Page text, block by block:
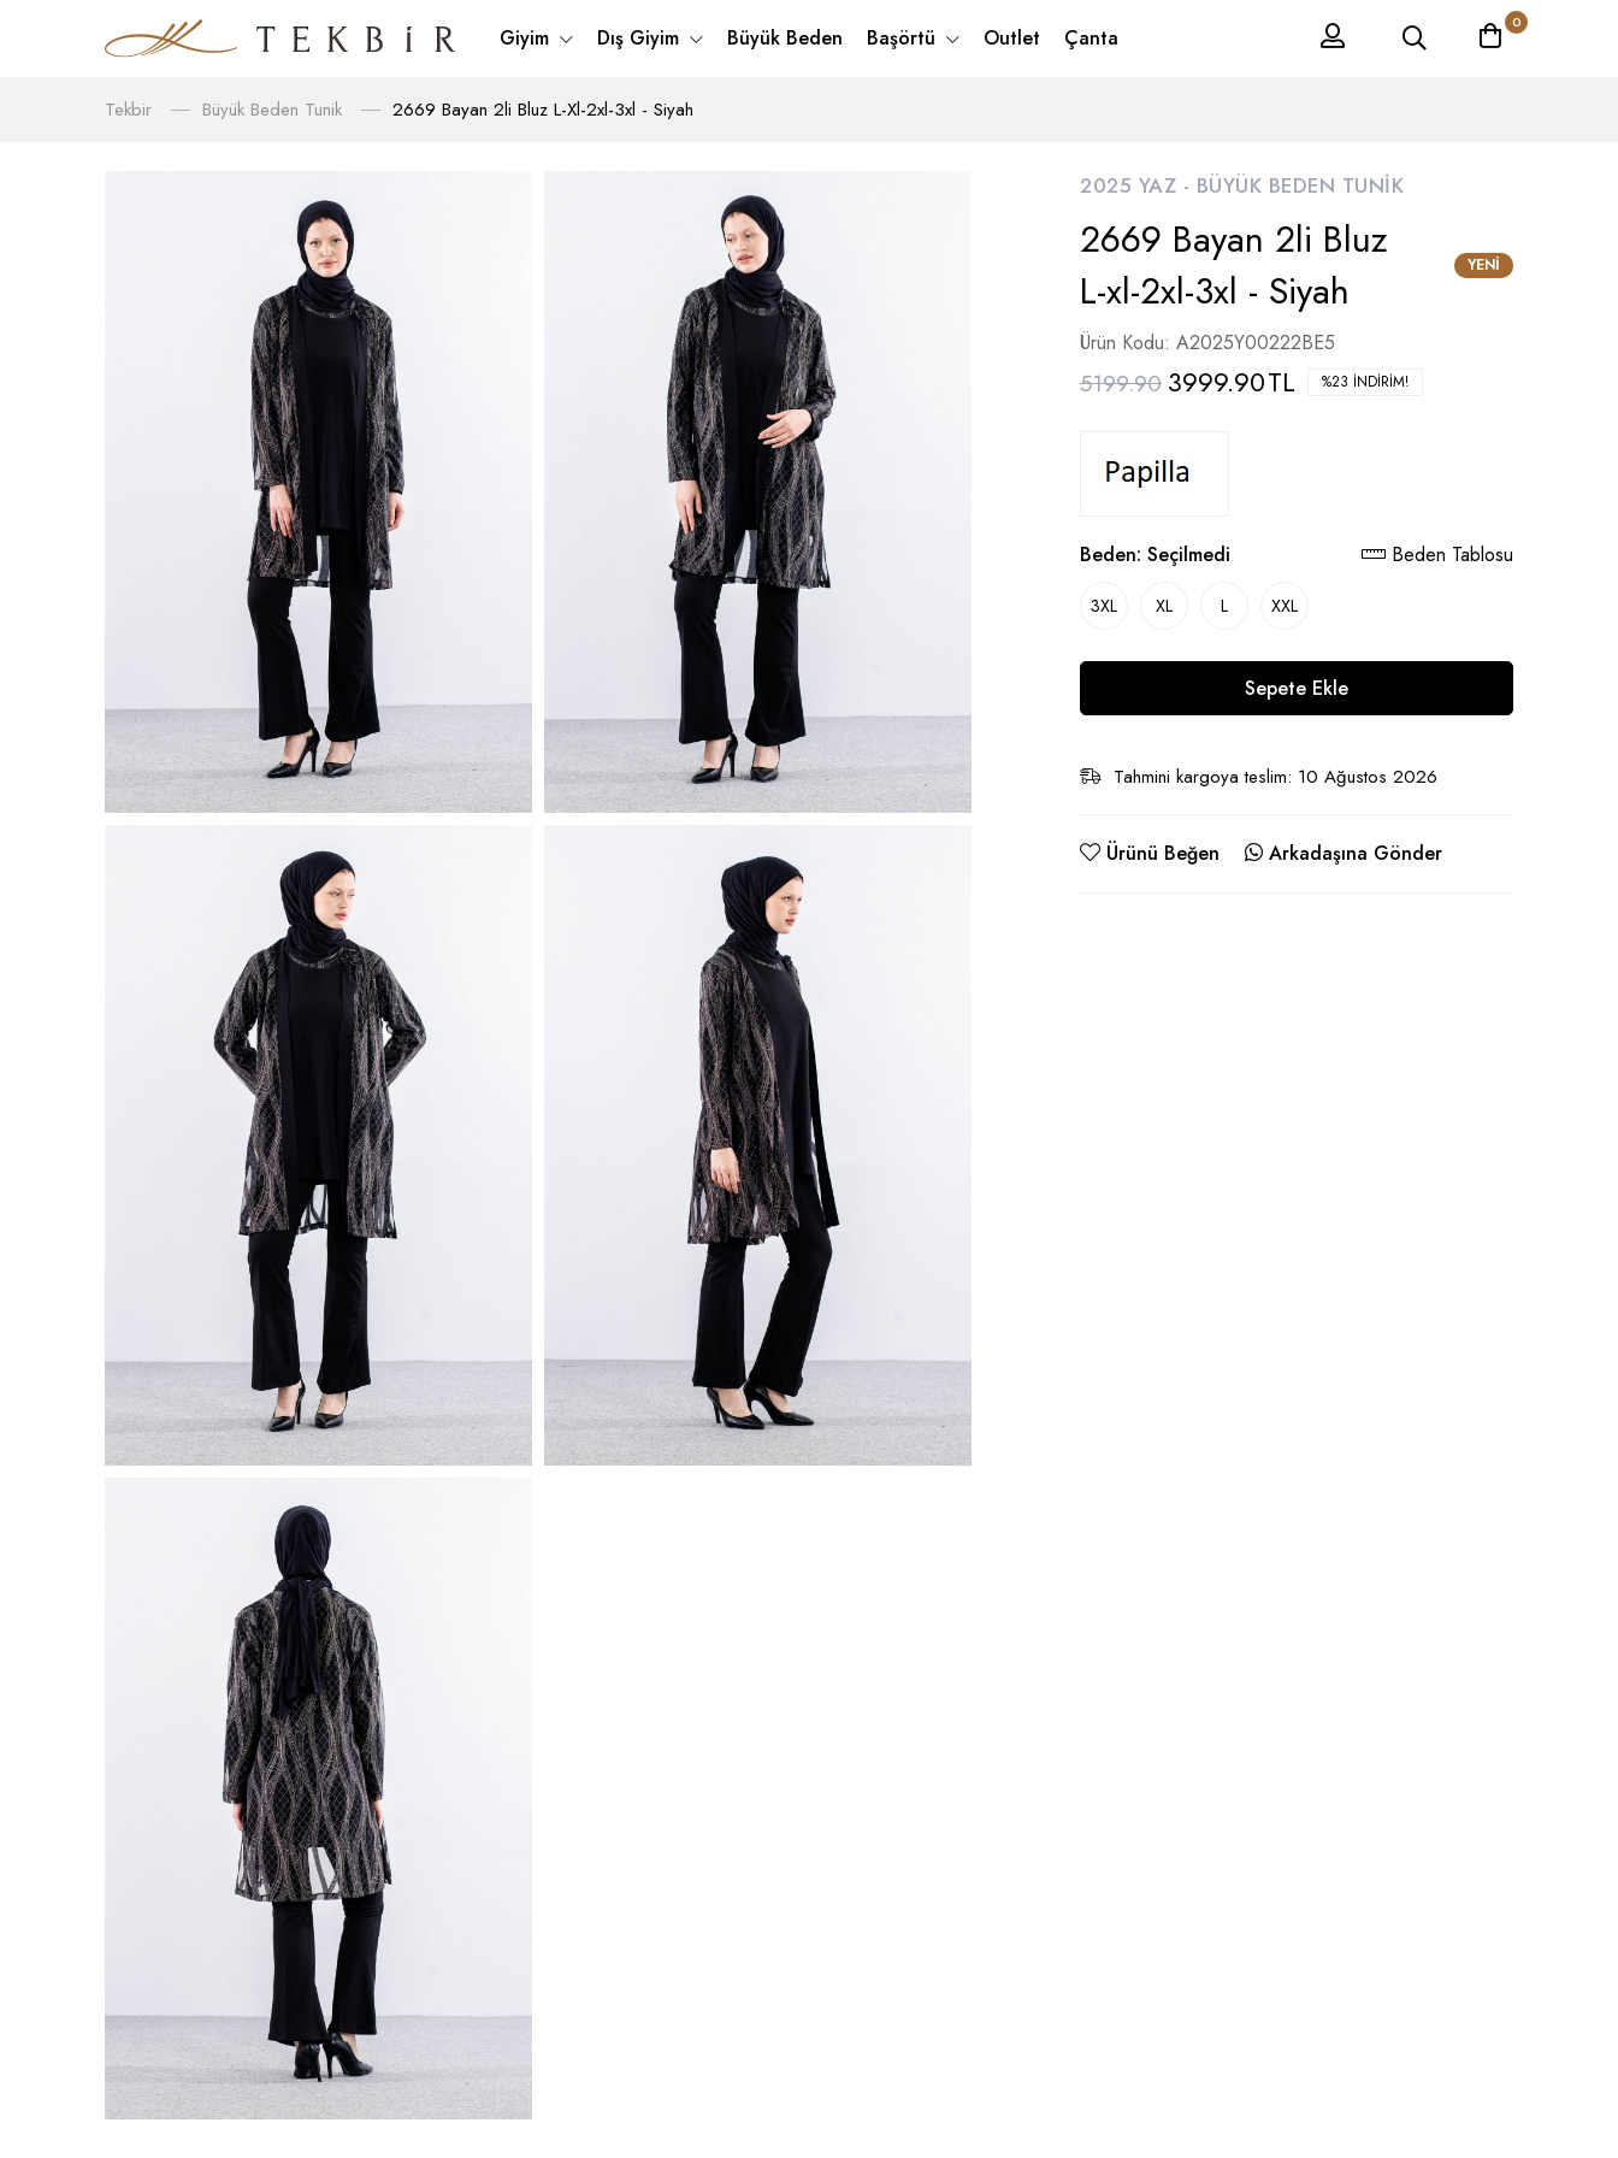
Giyim Dış Giyim Büyük Beden Başörtü Outlet Çanta
0
Tekbir Büyük Beden Tunik 2669 Bayan 2li Bluz L-Xl-2xl-3xl - Siyah
2025 YAZ - BÜYÜK BEDEN TUNIK
2669 Bayan 2li Bluz
L-xl-2xl-3xl - Siyah
YENI
Ürün Kodu: A2025Y00222BE5
5199.90 3999.90TL %23 İNDIRIM!
Beden: Seçilmedi Beden Tablosu
3XL XL L XXL
Sepete Ekle
Tahmini kargoya teslim: 10 Ağustos 2026
Ürünü Beğen Arkadaşına Gönder